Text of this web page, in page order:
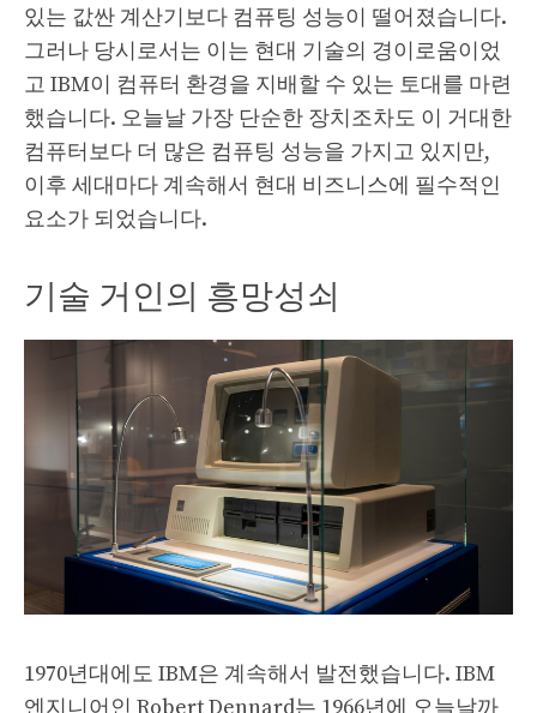
있는 값싼 계산기보다 컴퓨팅 성능이 떨어졌습니다.
그러나 당시로서는 이는 현대 기술의 경이로움이었
고 IBM이 컴퓨터 환경을 지배할 수 있는 토대를 마련
했습니다. 오늘날 가장 단순한 장치조차도 이 거대한
컴퓨터보다 더 많은 컴퓨팅 성능을 가지고 있지만,
이후 세대마다 계속해서 현대 비즈니스에 필수적인
요소가 되었습니다.
기술 거인의 흥망성쇠
1970년대에도 IBM은 계속해서 발전했습니다. IBM